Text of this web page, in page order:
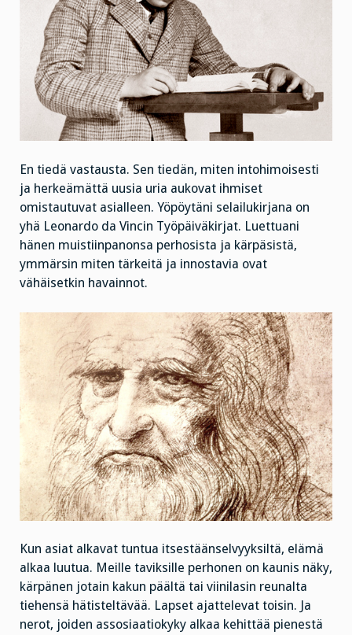
En tiedä vastausta. Sen tiedän, miten intohimoisesti
ja herkeämättä uusia uria aukovat ihmiset
omistautuvat asialleen. Yöpöytäni selailukirjana on
yhä Leonardo da Vincin Työpäiväkirjat. Luettuani
hänen muistiinpanonsa perhosista ja kärpäsistä,
ymmärsin miten tärkeitä ja innostavia ovat
vähäisetkin havainnot.
Kun asiat alkavat tuntua itsestäänselvyyksiltä, elämä
alkaa luutua. Meille taviksille perhonen on kaunis näky,
kärpänen jotain kakun päältä tai viinilasin reunalta
tiehensä hätisteltävää. Lapset ajattelevat toisin. Ja
nerot, joiden assosiaatiokyky alkaa kehittää pienestä